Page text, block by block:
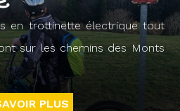
en trottinette électrique tout
sur les chemins des Monts
PLUS